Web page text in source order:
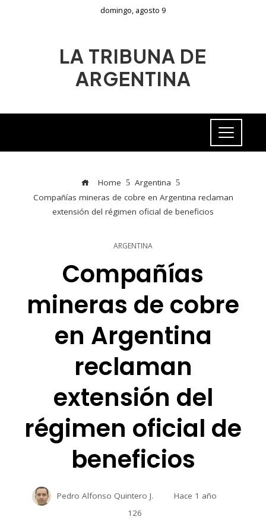
domingo, agosto 9
LA TRIBUNA DE
ARGENTINA
Home
Argentina
Compañías mineras de cobre en Argentina reclaman
extensión del régimen oficial de beneficios
ARGENTINA
Compañías
mineras de cobre
en Argentina
reclaman
extensión del
régimen oficial de
beneficios
Pedro Alfonso Quintero J.
Hace 1 año
126